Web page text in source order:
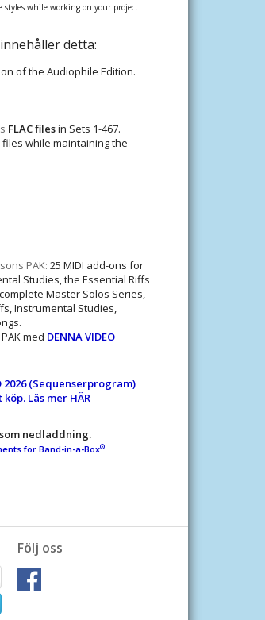
styles while working on your project
innehåller detta:
of the Audiophile Edition.
FLAC filesin Sets 1-467.
files while maintaining the
PAK: 25 MIDI add-ons for
Studies, the Essential Riffs
Master Solos Series,
Instrumental Studies,
med DENNA VIDEO
2026 (Sequenserprogram)
Läs mer HÄR
nedladdning.
for Band-in-a-Box®
Följ oss